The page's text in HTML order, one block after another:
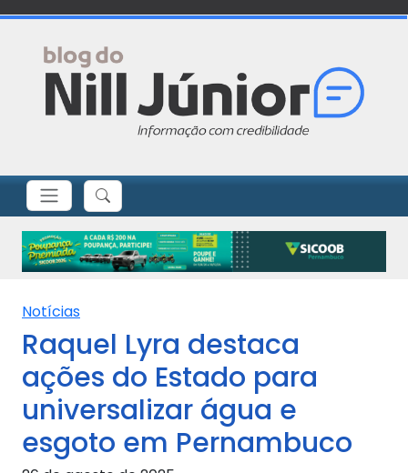
Notícias
Raquel Lyra destaca
ações do Estado para
universalizar água e
esgoto em Pernambuco